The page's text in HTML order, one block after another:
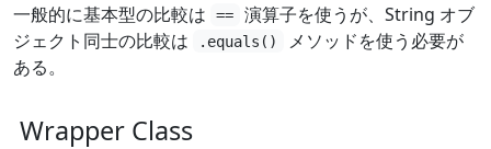
一般的に基本型の比較は
==
演算子を使うが、String オブ
ジェクト同士の比較は
.equals()
メソッドを使う必要が
ある。
Wrapper Class